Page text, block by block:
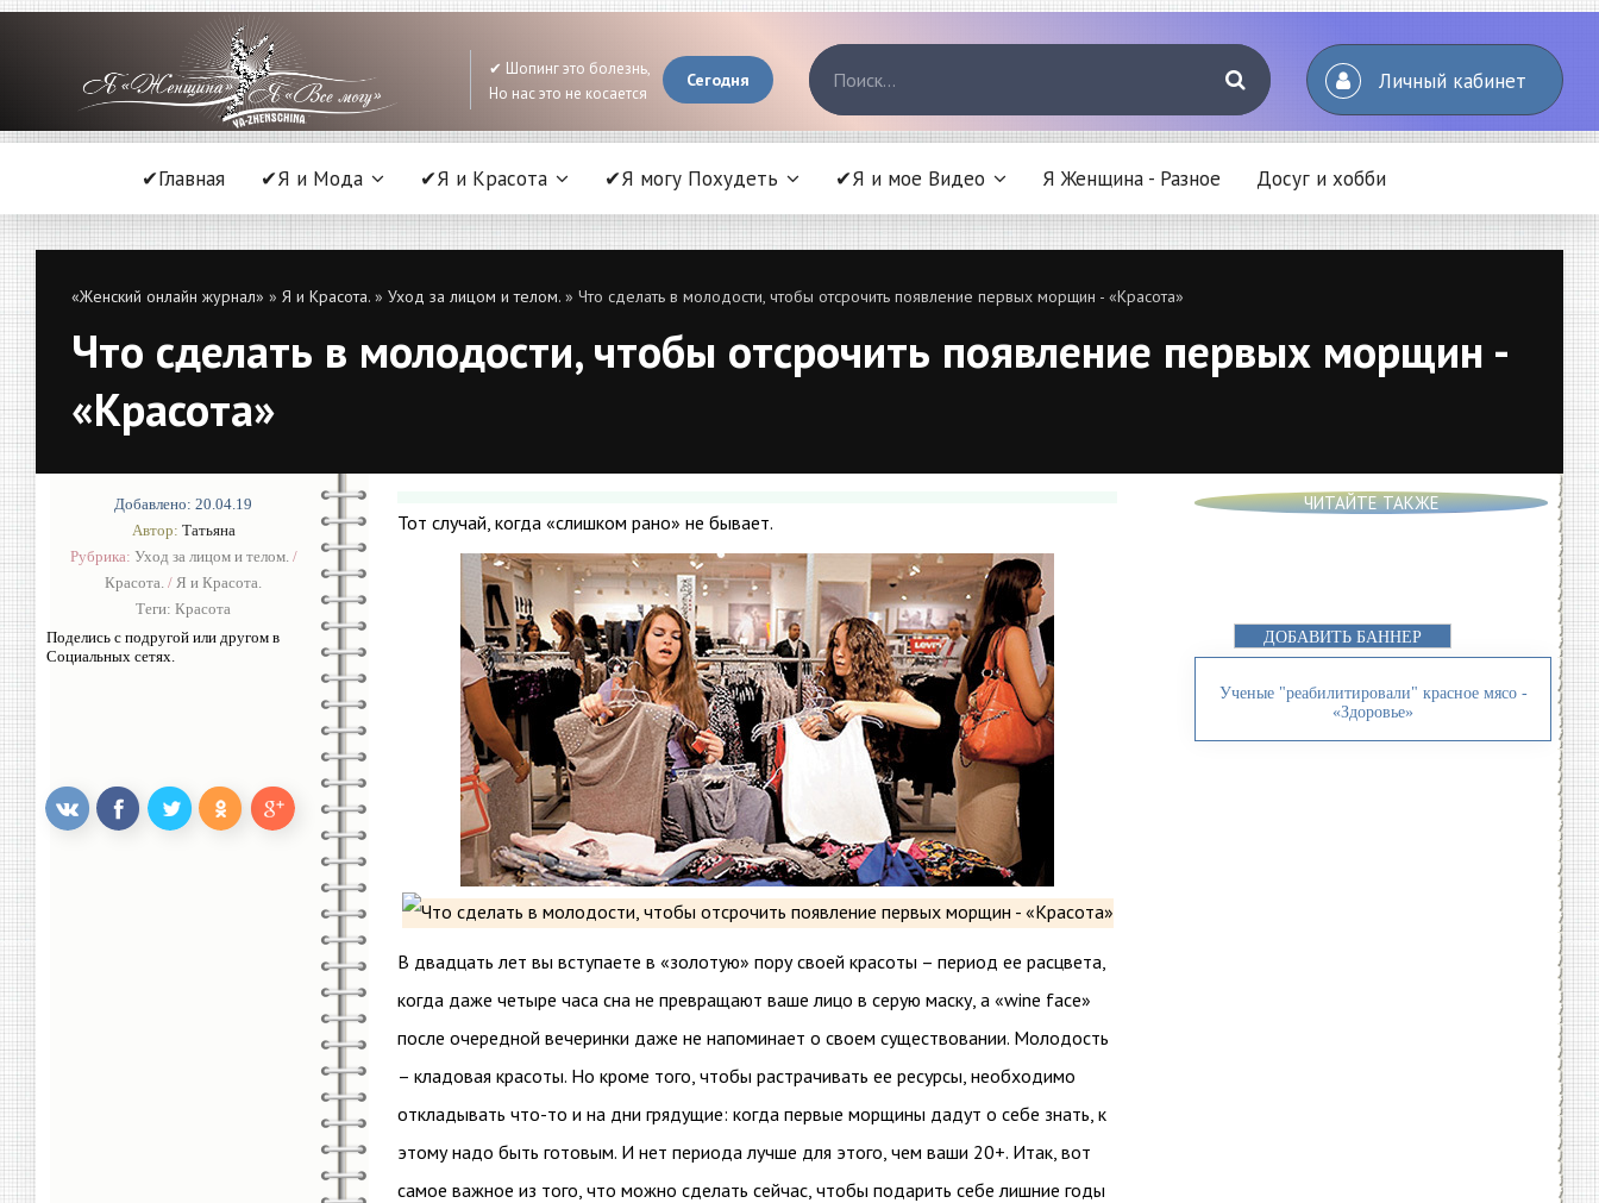
✔ Шопинг это болезнь,
Но нас это не косается
Сегодня Личный кабинет
✔Главная ✔Я и Мода ✔Я и Красота ✔Я могу Похудеть ✔Я и мое Видео Я Женщина - Разное Досуг и хобби
«Женский онлайн журнал» » Я и Красота. » Уход за лицом и телом. » Что сделать в молодости, чтобы отсрочить появление первых морщин - «Красота»
Что сделать в молодости, чтобы отсрочить появление первых морщин -
«Красота»
Добавлено: 20.04.19
Автор: Татьяна
Рубрика: Уход за лицом и телом./
Красота. / Я и Красота.
Теги: Красота
Поделись с подругой или другом в
Социальных сетях.
Тот случай, когда «слишком рано» не бывает.
В двадцать лет вы вступаете в «золотую» пору своей красоты – период ее расцвета,
когда даже четыре часа сна не превращают ваше лицо в серую маску, а «wine face»
после очередной вечеринки даже не напоминает о своем существовании. Молодость
– кладовая красоты. Но кроме того, чтобы растрачивать ее ресурсы, необходимо
откладывать что-то и на дни грядущие: когда первые морщины дадут о себе знать, к
этому надо быть готовым. И нет периода лучше для этого, чем ваши 20+. Итак, вот
самое важное из того, что можно сделать сейчас, чтобы подарить себе лишние годы
ЧИТАЙТЕ ТАКЖЕ
ДОБАВИТЬ БАННЕР
Ученые "реабилитировали" красное мясо -
«Здоровье»